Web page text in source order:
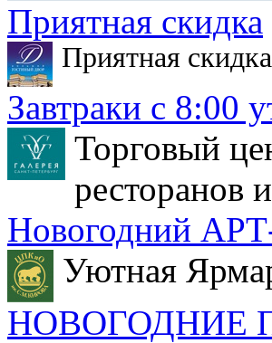
Приятная скидка
Приятная
Завтраки с 8:00
Торговый
ресторанов
Новогодний
Уютная
НОВОГОДНИЕ